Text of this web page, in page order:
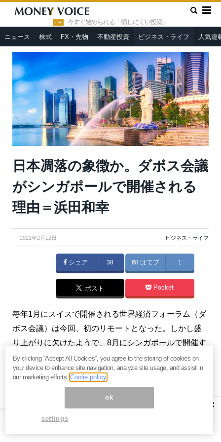
PR 今すぐ始められる「損しにくい投資」
ニュース 株式 FX・先物 不動産投資 ビジネス・ライフ 人気連
HOME » ビジネス・ライフ
日本凋落の象徴か。ダボス会議が
シンガポールで開催される理由＝浜田和幸
日本凋落の象徴か。ダボス会議
がシンガポールで開催される
理由＝浜田和幸
2021年2月12日 ビジネス・ライフ
シェア 38 はてブ 1
ポスト Pocket
毎年1月にスイスで開催される世界経済フォーラム（ダ
ボス会議）は今回、初のリモートとなった。しかし盛
り上がりに欠けたようで、8月にシンガポールで開催す
る案が浮上している。日本ではなくシンガポールをア
ジアの中心と位置付けていることには、注意せざるを
浜田かずゆきの『ぶっちゃけ話はここだけ
×
By clicking “Accept All Cookies”, you agree to the storing of cookies on
your device to enhance site navigation, analyze site usage, and assist in
our marketing efforts.Coolie policy
ok
settings